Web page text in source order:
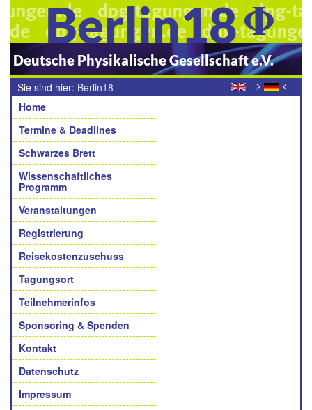
Berlin18
Deutsche Physikalische Gesellschaft e.V.
> <
Sie sind hier: Berlin18
Navigation
Home
Termine & Deadlines
Schwarzes Brett
Wissenschaftliches
Programm
Veranstaltungen
Registrierung
Reisekostenzuschuss
Tagungsort
Teilnehmerinfos
Sponsoring & Spenden
Kontakt
Datenschutz
Impressum